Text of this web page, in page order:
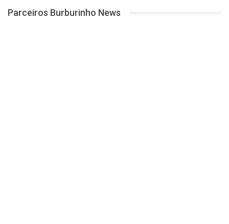
Parceiros Burburinho News